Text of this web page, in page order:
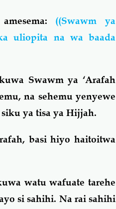
((Swawm ya
uliopita na wa baada
Swawm ya ‘Arafah
na sehemu yenyewe
ya tisa ya Hijjah.
basi hiyo haitoitwa
watu wafuate tarehe
si sahihi. Na rai sahihi